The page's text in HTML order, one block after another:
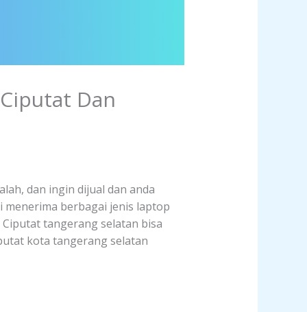
Dan
dan ingin dijual dan anda
menerima berbagai jenis laptop
Ciputat tangerang selatan bisa
kota tangerang selatan